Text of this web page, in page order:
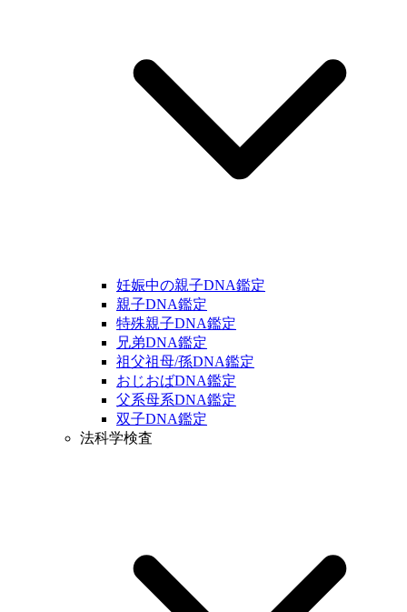
妊娠中の親子DNA鑑定
親子DNA鑑定
特殊親子DNA鑑定
兄弟DNA鑑定
祖父祖母/孫DNA鑑定
おじおばDNA鑑定
父系母系DNA鑑定
双子DNA鑑定
法科学検査